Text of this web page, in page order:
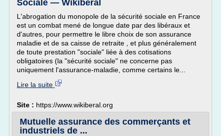
Sociale — Wikiberal
L'abrogation du monopole de la sécurité sociale en France
est un combat mené de longue date par des libéraux et
d'autres, pour permettre le libre choix de son assurance
maladie et de sa caisse de retraite , et plus généralement
de toute prestation "sociale" liée à des cotisations
obligatoires (la "sécurité sociale" ne concerne pas
uniquement l'assurance-maladie, comme certains le...
Lire la suite
Site : https://www.wikiberal.org
Mutuelle assurance des commerçants et
industriels de ...